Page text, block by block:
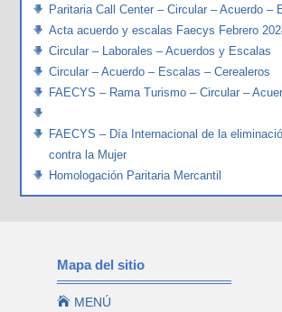
Paritaria Call Center – Circular – Acuerdo –
Acta acuerdo y escalas Faecys Febrero
Circular – Laborales – Acuerdos y Escalas
Circular – Acuerdo – Escalas – Cerealeros
FAECYS – Rama Turismo – Circular –
FAECYS – Día Internacional de la
contra la Mujer
Homologación Paritaria Mercantil
Mapa del sitio
 MENÚ